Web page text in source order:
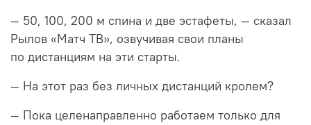
— 50, 100, 200 м спина и две эстафеты, — сказал
Рылов «Матч ТВ», озвучивая свои планы
по дистанциям на эти старты.
— На этот раз без личных дистанций кролем?
— Пока целенаправленно работаем только для